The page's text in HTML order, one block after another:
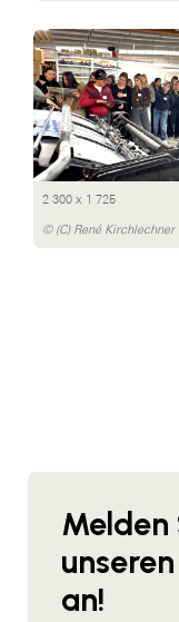
2 300 x 1 725
© (C) René Kirchlechner
Melden
an!